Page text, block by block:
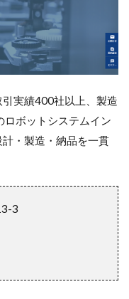
実績400社以上、製造
ボットシステムイン
・製造・納品を一貫
3